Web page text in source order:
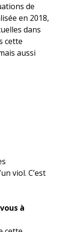
de
en 2018,
dans
cette
aussi
viol. C’est
à